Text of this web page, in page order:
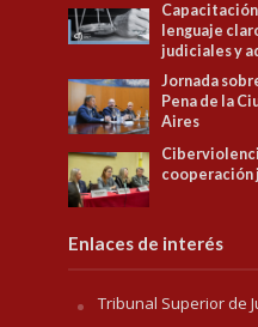
lenguaje
judiciales y
Jornada
Pena de la
Aires
cooperación
Enlaces de interés
Tribunal Superior de